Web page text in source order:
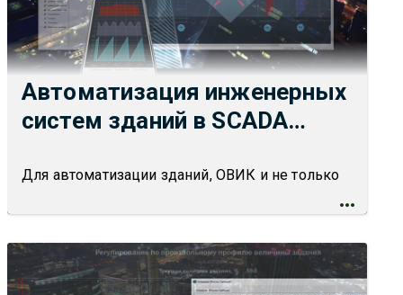
Автоматизация инженерных
систем зданий в SCADA
Для автоматизации зданий, ОВИК и не только